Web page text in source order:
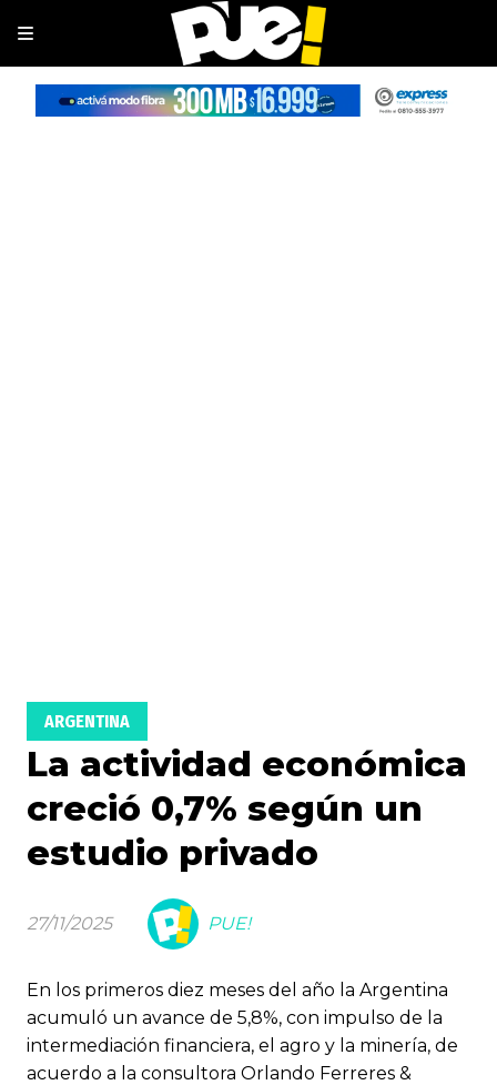
La actividad económica
creció 0,7% según un
estudio privado
En los primeros diez meses del año la Argentina
acumuló un avance de 5,8%, con impulso de la
intermediación financiera, el agro y la minería, de
acuerdo a la consultora Orlando Ferreres &
ARGENTINA
27/11/2025 PUE!